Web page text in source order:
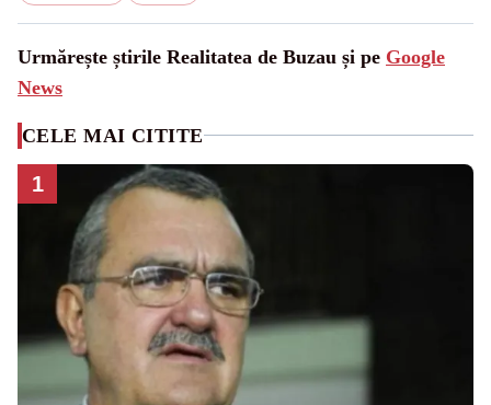
Urmărește știrile Realitatea de Buzau și pe Google
News
CELE MAI CITITE
1